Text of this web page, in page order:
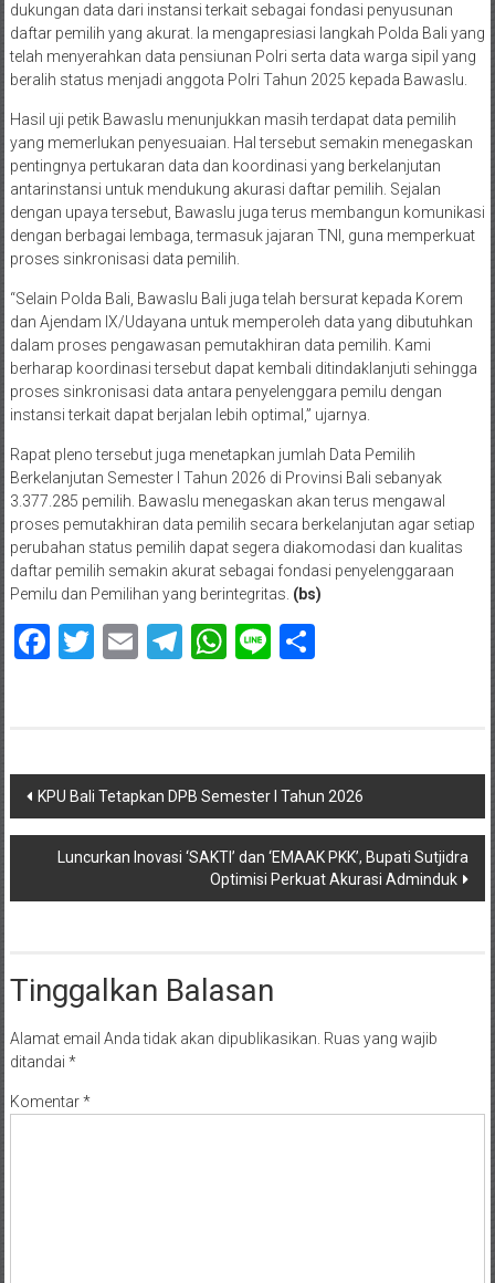
dukungan data dari instansi terkait sebagai fondasi penyusunan
daftar pemilih yang akurat. Ia mengapresiasi langkah Polda Bali yang
telah menyerahkan data pensiunan Polri serta data warga sipil yang
beralih status menjadi anggota Polri Tahun 2025 kepada Bawaslu.
Hasil uji petik Bawaslu menunjukkan masih terdapat data pemilih
yang memerlukan penyesuaian. Hal tersebut semakin menegaskan
pentingnya pertukaran data dan koordinasi yang berkelanjutan
antarinstansi untuk mendukung akurasi daftar pemilih. Sejalan
dengan upaya tersebut, Bawaslu juga terus membangun komunikasi
dengan berbagai lembaga, termasuk jajaran TNI, guna memperkuat
proses sinkronisasi data pemilih.
“Selain Polda Bali, Bawaslu Bali juga telah bersurat kepada Korem
dan Ajendam IX/Udayana untuk memperoleh data yang dibutuhkan
dalam proses pengawasan pemutakhiran data pemilih. Kami
berharap koordinasi tersebut dapat kembali ditindaklanjuti sehingga
proses sinkronisasi data antara penyelenggara pemilu dengan
instansi terkait dapat berjalan lebih optimal,” ujarnya.
Rapat pleno tersebut juga menetapkan jumlah Data Pemilih
Berkelanjutan Semester I Tahun 2026 di Provinsi Bali sebanyak
3.377.285 pemilih. Bawaslu menegaskan akan terus mengawal
proses pemutakhiran data pemilih secara berkelanjutan agar setiap
perubahan status pemilih dapat segera diakomodasi dan kualitas
daftar pemilih semakin akurat sebagai fondasi penyelenggaraan
Pemilu dan Pemilihan yang berintegritas. (bs)
Facebook
Twitter
EmailTelegram
WhatsApp
LineShare
Navigasi
pos
KPU Bali Tetapkan DPB Semester I Tahun 2026
Luncurkan Inovasi ‘SAKTI’ dan ‘EMAAK PKK’, Bupati Sutjidra
Optimisi Perkuat Akurasi Adminduk
Tinggalkan Balasan
Alamat email Anda tidak akan dipublikasikan. Ruas yang wajib
ditandai *
Komentar*